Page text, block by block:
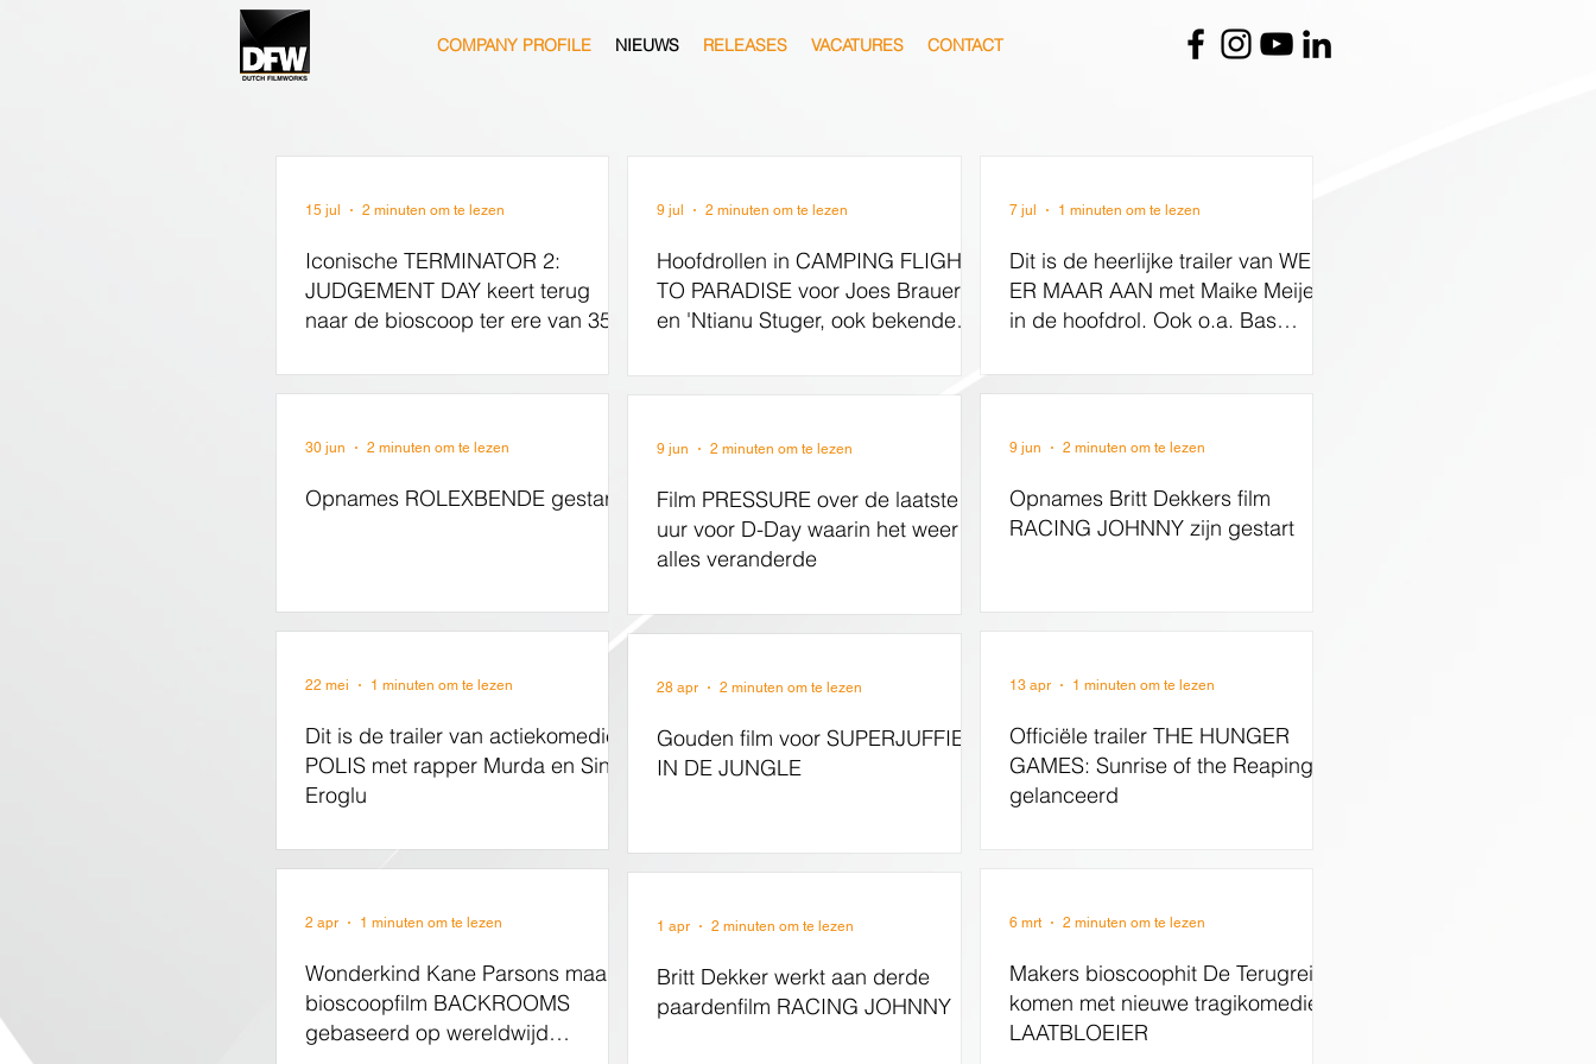
COMPANY PROFILE NIEUWS RELEASES VACATURES CONTACT
Iconische TERMINATOR 2:
JUDGEMENT DAY keert terug
naar de bioscoop ter ere van 35-
15 jul 2 minuten om te lezen
Hoofdrollen in CAMPING FLIGHT
TO PARADISE voor Joes Brauers
en 'Ntianu Stuger, ook bekende
9 jul 2 minuten om te lezen
Dit is de heerlijke trailer van WEN
ER MAAR AAN met Maike Meijer
in de hoofdrol. Ook o.a. Bas
Hadewych Minis en Beppie
menopauze
7 jul 1 minuten om te lezen
Opnames ROLEXBENDE gestart
30 jun 2 minuten om te lezen
Film PRESSURE over de laatste 72
uur voor D-Day waarin het weer
alles veranderde
9 jun 2 minuten om te lezen
Opnames Britt Dekkers film
RACING JOHNNY zijn gestart
9 jun 2 minuten om te lezen
Dit is de trailer van actiekomedie
POLIS met rapper Murda en Sinan
Eroglu
22 mei 1 minuten om te lezen
Gouden film voor SUPERJUFFIE
IN DE JUNGLE
28 apr 2 minuten om te lezen
Officiële trailer THE HUNGER
GAMES: Sunrise of the Reaping
gelanceerd
13 apr 1 minuten om te lezen
Wonderkind Kane Parsons maakt
bioscoopfilm BACKROOMS
gebaseerd op wereldwijd
2 apr 1 minuten om te lezen
Britt Dekker werkt aan derde
paardenfilm RACING JOHNNY
1 apr 2 minuten om te lezen
Makers bioscoophit De Terugreis
komen met nieuwe tragikomedie
LAATBLOEIER
6 mrt 2 minuten om te lezen